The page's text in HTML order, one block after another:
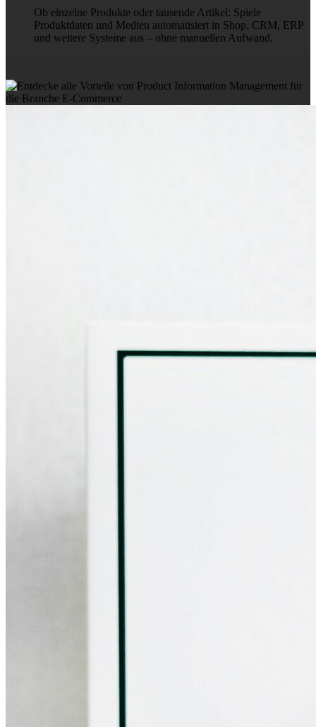
Ob einzelne Produkte oder tausende Artikel: Spiele
Produktdaten und Medien automatisiert in Shop, CRM, ERP
und weitere Systeme aus – ohne manuellen Aufwand.